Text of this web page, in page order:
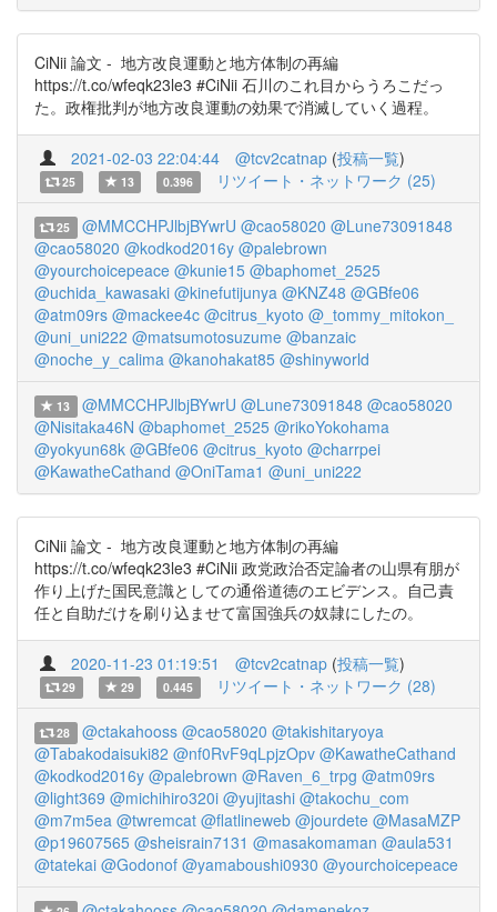
CiNii 論文 - 地方改良運動と地方体制の再編
https://t.co/wfeqk23le3 #CiNii 石川のこれ目からうろこだっ
た。政権批判が地方改良運動の効果で消滅していく過程。
2021-02-03 22:04:44 @tcv2catnap (投稿一覧)
25 13 0.396 リツイート・ネットワーク (25)
25 @MMCCHPJlbjBYwrU @cao58020 @Lune73091848
@cao58020 @kodkod2016y @palebrown
@yourchoicepeace @kunie15 @baphomet_2525
@uchida_kawasaki @kinefutijunya @KNZ48 @GBfe06
@atm09rs @mackee4c @citrus_kyoto @_tommy_mitokon_
@uni_uni222 @matsumotosuzume @banzaic
@noche_y_calima @kanohakat85 @shinyworld
13 @MMCCHPJlbjBYwrU @Lune73091848 @cao58020
@Nisitaka46N @baphomet_2525 @rikoYokohama
@yokyun68k @GBfe06 @citrus_kyoto @charrpei
@KawatheCathand @OniTama1 @uni_uni222
CiNii 論文 - 地方改良運動と地方体制の再編
https://t.co/wfeqk23le3 #CiNii 政党政治否定論者の山県有朋が
作り上げた国民意識としての通俗道徳のエビデンス。自己責
任と自助だけを刷り込ませて富国強兵の奴隷にしたの。
2020-11-23 01:19:51 @tcv2catnap (投稿一覧)
29 29 0.445 リツイート・ネットワーク (28)
28 @ctakahooss @cao58020 @takishitaryoya
@Tabakodaisuki82 @nf0RvF9qLpjzOpv @KawatheCathand
@kodkod2016y @palebrown @Raven_6_trpg @atm09rs
@light369 @michihiro320i @yujitashi @takochu_com
@m7m5ea @twremcat @flatlineweb @jourdete @MasaMZP
@p19607565 @sheisrain7131 @masakomaman @aula531
@tatekai @Godonof @yamaboushi0930 @yourchoicepeace